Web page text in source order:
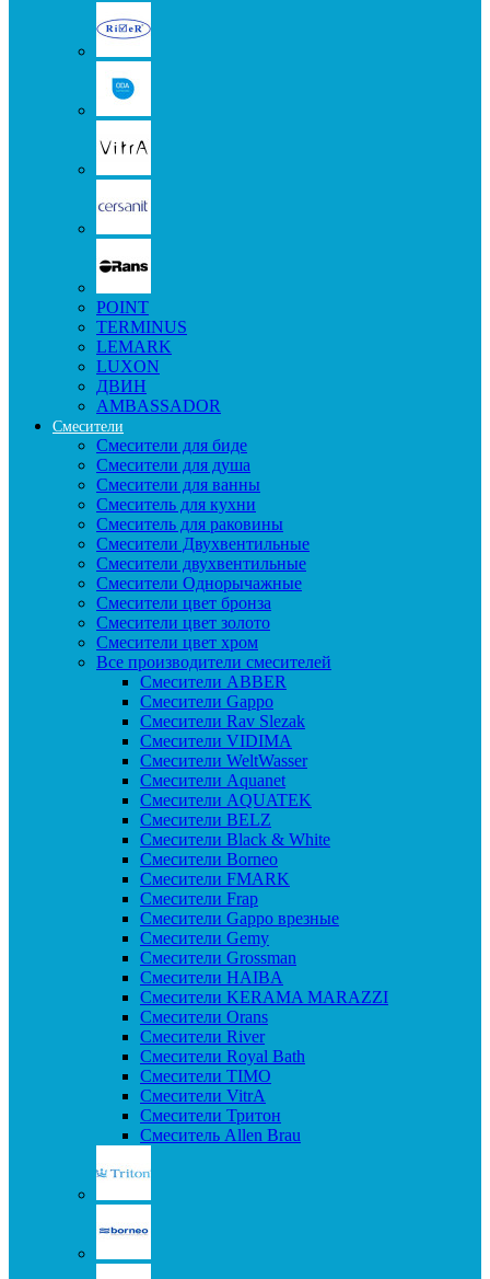
POINT
TERMINUS
LEMARK
LUXON
ДВИН
AMBASSADOR
Смесители
Смесители для биде
Смесители для душа
Смесители для ванны
Смеситель для кухни
Смеситель для раковины
Смесители Двухвентильные
Смесители двухвентильные
Смесители Однорычажные
Смесители цвет бронза
Смесители цвет золото
Смесители цвет хром
Все производители смесителей
Cмесители ABBER
Cмесители Gappo
Cмесители Rav Slezak
Cмесители VIDIMA
Cмесители WeltWasser
Смесители Aquanet
Смесители AQUATEK
Смесители BELZ
Смесители Black & White
Смесители Borneo
Смесители FMARK
Смесители Frap
Смесители Gappo врезные
Смесители Gemy
Смесители Grossman
Смесители HAIBA
Смесители KERAMA MARAZZI
Смесители Orans
Смесители River
Смесители Royal Bath
Смесители TIMO
Смесители VitrA
Смесители Тритон
Смеситель Allen Brau